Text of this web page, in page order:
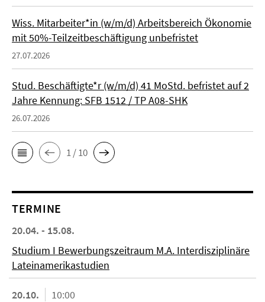
Wiss. Mitarbeiter*in (w/m/d) Arbeitsbereich Ökonomie
mit 50%-Teilzeitbeschäftigung unbefristet
27.07.2026
Stud. Beschäftigte*r (w/m/d) 41 MoStd. befristet auf 2
Jahre Kennung: SFB 1512 / TP A08-SHK
26.07.2026
1 / 10
TERMINE
20.04. - 15.08.
Studium I Bewerbungszeitraum M.A. Interdisziplinäre
Lateinamerikastudien
20.10.
10:00